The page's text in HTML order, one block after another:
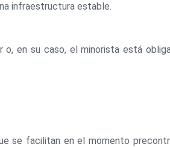
infraestructura estable.
en su caso, el minorista está
se facilitan en el momento